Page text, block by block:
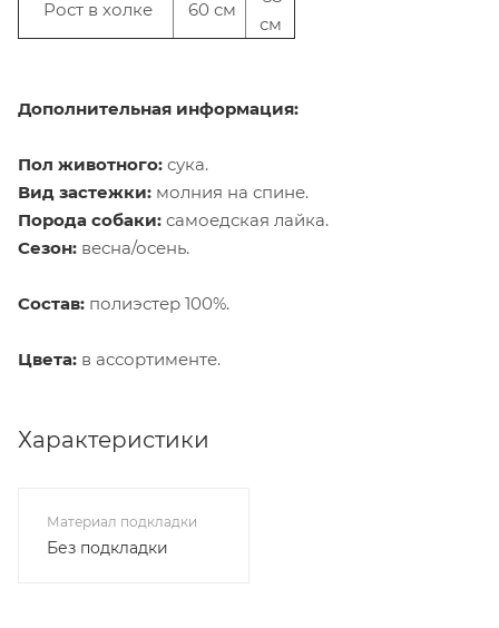
Рост в холке
60 см
см
Дополнительная информация:
Пол животного: сука.
Вид застежки: молния на спине.
Порода собаки: самоедская лайка.
Сезон: весна/осень.
Состав: полиэстер 100%.
Цвета: в ассортименте.
Характеристики
Материал подкладки
Без подкладки